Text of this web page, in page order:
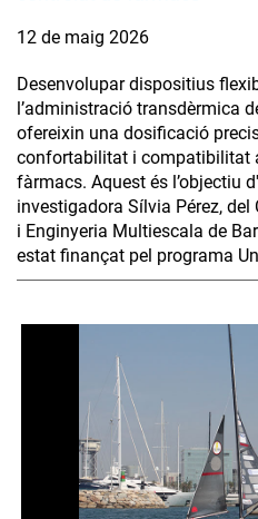
12 de maig 2026
Desenvolupar dispositius
l’administració transdèrmica
ofereixin una dosificació
confortabilitat i compatibilitat
fàrmacs. Aquest és l’objectiu
investigadora Sílvia Pérez, del
i Enginyeria Multiescala de
estat finançat pel programa